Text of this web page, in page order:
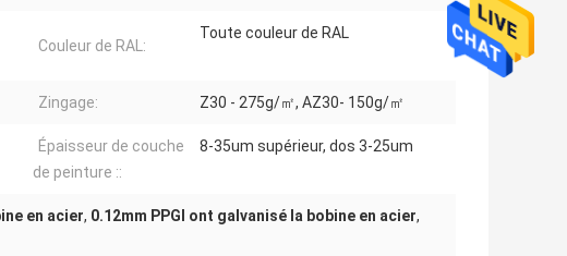
Couleur de RAL:
Toute couleur de RAL
Zingage: Z30 - 275g/㎡, AZ30- 150g/㎡
Épaisseur de couche
de peinture ::
8-35um supérieur, dos 3-25um
en acier, 0.12mm PPGI ont galvanisé la bobine en acier,